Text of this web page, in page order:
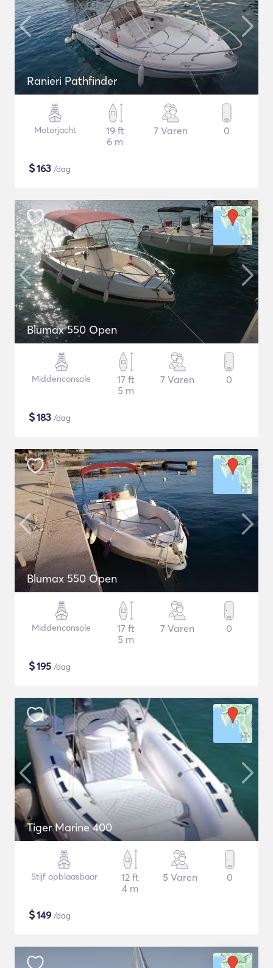
Ranieri Pathfinder
Motorjacht
19 ft
6 m
7 Varen 0
$163 /dag
Blumax 550 Open
Middenconsole
17 ft
5 m
7 Varen 0
$183 /dag
Blumax 550 Open
Middenconsole
17 ft
5 m
7 Varen 0
$195 /dag
Tiger Marine 400
Stijf opblaasbaar
12 ft
4 m
5 Varen 0
$149 /dag